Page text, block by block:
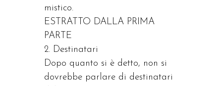
mistico.
ESTRATTO DALLA PRIMA
PARTE
2. Destinatari
Dopo quanto si è detto, non si
dovrebbe parlare di destinatari